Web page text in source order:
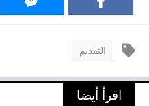
التقديم
اقرأ أيضا